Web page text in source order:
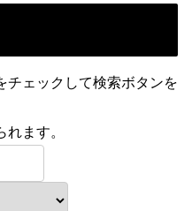
チェックして検索ボタンを
ます。